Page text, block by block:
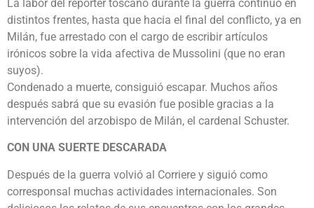
La labor del reporter toscano durante la guerra continuó en
distintos frentes, hasta que hacia el final del conflicto, ya en
Milán, fue arrestado con el cargo de escribir artículos
irónicos sobre la vida afectiva de Mussolini (que no eran
suyos).
Condenado a muerte, consiguió escapar. Muchos años
después sabrá que su evasión fue posible gracias a la
intervención del arzobispo de Milán, el cardenal Schuster.
CON UNA SUERTE DESCARADA
Después de la guerra volvió al Corriere y siguió como
corresponsal muchas actividades internacionales. Son